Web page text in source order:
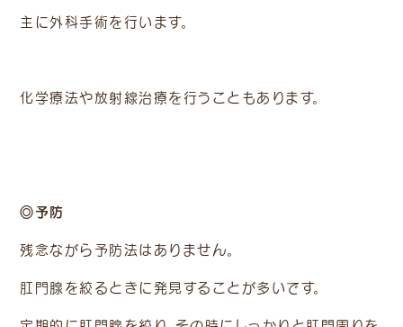
主に外科手術を行います。
化学療法や放射線治療を行うこともあります。
◎予防
残念ながら予防法はありません。
肛門腺を絞るときに発見することが多いです。